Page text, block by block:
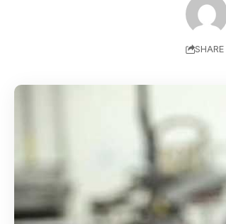
SHARE